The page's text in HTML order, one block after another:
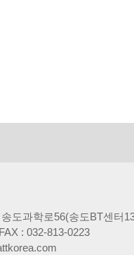
도과학로56(송도BT센터
: 032-813-0223